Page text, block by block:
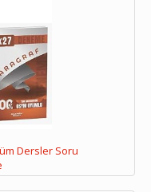
Dersler Soru